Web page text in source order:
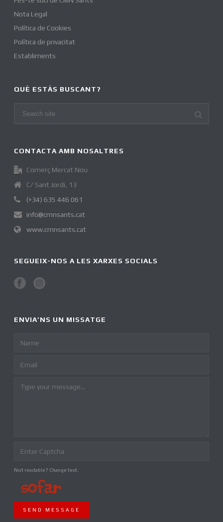
Nota Legal
Política de Cookies
Política de privacitat
Establiments
QUÈ ESTÀS BUSCANT?
CONTACTA AMB NOSALTRES
Comerç Mercat Nou
C/ Sant Jordi, 13
(+34) 635 446 061
info@cmnsants.cat
www.cmnsants.cat
SEGUEIX-NOS A LES XARXES SOCIALS
ENVIA’NS UN MISSATGE
Not readable? Change text.
SEND MESSAGE